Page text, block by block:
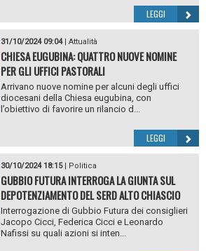
LEGGI
31/10/2024 09:04| Attualità
CHIESA EUGUBINA: QUATTRO NUOVE NOMINE
PER GLI UFFICI PASTORALI
Arrivano nuove nomine per alcuni degli uffici
diocesani della Chiesa eugubina, con
l’obiettivo di favorire un rilancio d...
LEGGI
30/10/2024 18:15| Politica
GUBBIO FUTURA INTERROGA LA GIUNTA SUL
DEPOTENZIAMENTO DEL SERD ALTO CHIASCIO
Interrogazione di Gubbio Futura dei consiglieri
Jacopo Cicci, Federica Cicci e Leonardo
Nafissi su quali azioni si inten...